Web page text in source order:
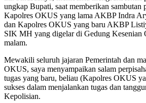
ungkap Bupati, saat memberikan sambutan
Kapolres OKUS yang lama AKBP Indra
dan Kapolres OKUS yang baru AKBP
SIK MH yang digelar di Gedung Kesenian
malam.
Mewakili seluruh jajaran Pemerintah dan
OKUS, saya menyampaikan salam
tugas yang baru, beliau (Kapolres OKUS
sukses dalam menjalankan tugas dan
Kepolisian.